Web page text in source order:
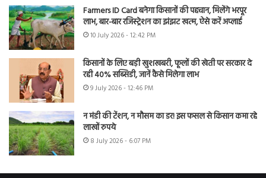
Farmers ID Card बनेगा किसानों की पहचान, मिलेंगे भरपूर
लाभ, बार-बार रजिस्ट्रेशन का झंझट खत्म, ऐसे करें अप्लाई
10 July 2026 - 12:42 PM
किसानों के लिए बड़ी खुशखबरी, फूलों की खेती पर सरकार दे
रही 40% सब्सिडी, जानें कैसे मिलेगा लाभ
9 July 2026 - 12:46 PM
न मंडी की टेंशन, न मौसम का डर! इस फसल से किसान कमा रहे
लाखों रुपये
8 July 2026 - 6:07 PM